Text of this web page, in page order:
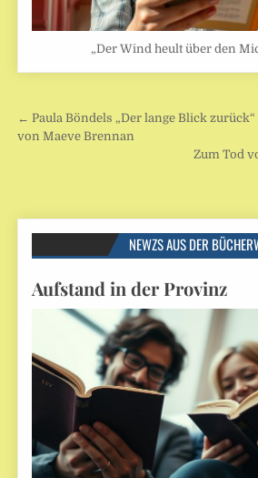
„Der Wind heult über den
Beitragsnavigation
← Paula Böndels „Der lange Blick
von Maeve Brennan
Zum Tod
NEWZS AUS DER
Aufstand in der Provinz